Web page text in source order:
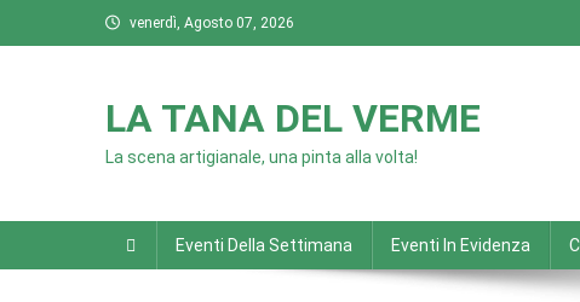
to
venerdì, Agosto 07, 2026
LA TANA DEL VERME
La scena artigianale, una pinta alla volta!
Eventi Della Settimana Eventi In Evidenza